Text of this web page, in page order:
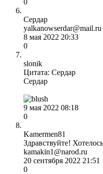
Сердар
yalkanowserdar@mail.ru
8 мая 2022 20:33
0
slonik
Цитата: Сердар
Сердар
9 мая 2022 08:18
0
Kamermen81
Здравствуйте!
kamakin1@narod.ru
20 сентября 2022 21:51
0